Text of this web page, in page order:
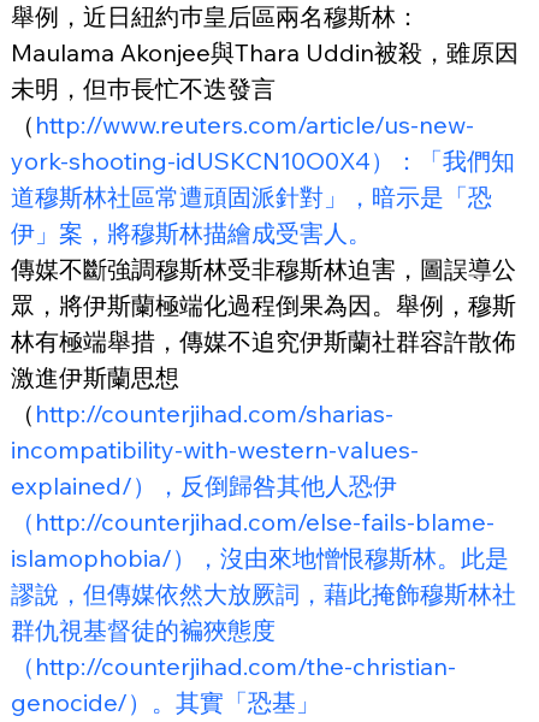
舉例，近日紐約巿皇后區兩名穆斯林：
Maulama Akonjee與Thara Uddin被殺，雖原因
未明，但巿長忙不迭發言
（ http://www.reuters.com/article/us-new-
york-shooting-idUSKCN10O0X4）：「我們知
道穆斯林社區常遭頑固派針對」，暗示是「恐
伊」案，將穆斯林描繪成受害人。
傳媒不斷強調穆斯林受非穆斯林迫害，圖誤導公
眾，將伊斯蘭極端化過程倒果為因。舉例，穆斯
林有極端舉措，傳媒不追究伊斯蘭社群容許散佈
激進伊斯蘭思想
（ http://counterjihad.com/sharias-
incompatibility-with-western-values-
explained/），反倒歸咎其他人恐伊
（http://counterjihad.com/else-fails-blame-
islamophobia/），沒由來地憎恨穆斯林。此是
謬說，但傳媒依然大放厥詞，藉此掩飾穆斯林社
群仇視基督徒的褊狹態度
（http://counterjihad.com/the-christian-
genocide/）。其實「恐基」